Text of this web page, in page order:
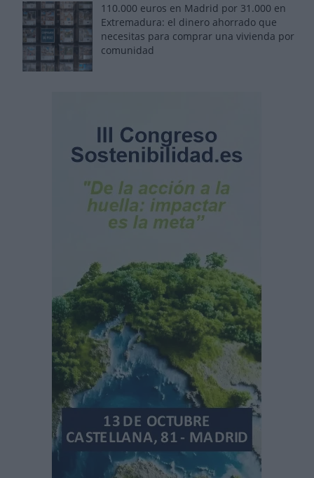
110.000 euros en Madrid por 31.000 en
Extremadura: el dinero ahorrado que
necesitas para comprar una vivienda por
comunidad